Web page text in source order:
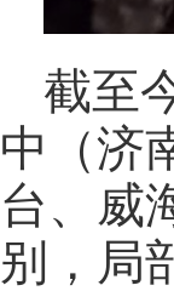
截至
中（济
台、威
别，局